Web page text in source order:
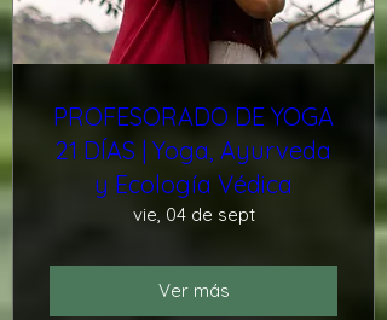
PROFESORADO DE YOGA
21 DÍAS | Yoga, Ayurveda
y Ecología Védica
vie, 04 de sept
Ver más